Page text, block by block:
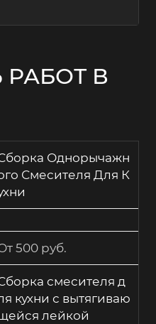
В
Однорычажн
Смесителя Для К
500 руб.
смесителя д
кухни с вытягиваю
лейкой